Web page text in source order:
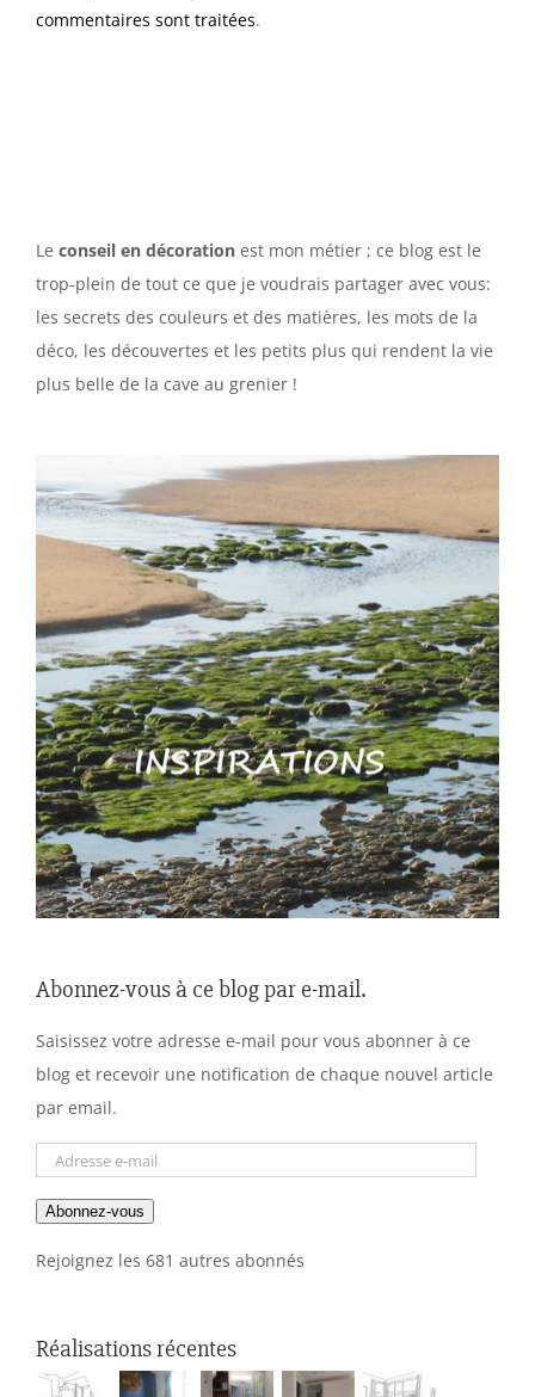
commentaires sont traitées.
Le conseil en décoration est mon métier ; ce blog est le
trop-plein de tout ce que je voudrais partager avec vous:
les secrets des couleurs et des matières, les mots de la
déco, les découvertes et les petits plus qui rendent la vie
plus belle de la cave au grenier !
Abonnez-vous à ce blog par e-mail.
Saisissez votre adresse e-mail pour vous abonner à ce
blog et recevoir une notification de chaque nouvel article
par email.
Adresse
mail
Abonnez-vous
Rejoignez les 681 autres abonnés
Réalisations récentes